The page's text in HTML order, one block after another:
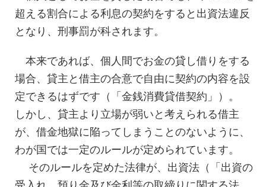
超える割合による利息の契約をすると出資法違反
となり、刑事罰が科されます。
本来であれば、個人間でお金の貸し借りをする
場合、貸主と借主の合意で自由に契約の内容を設
定できるはずです（「金銭消費貸借契約」）。
しかし、貸主より立場が弱いと考えられる借主
が、借金地獄に陥ってしまうことのないように、
わが国では一定のルールが定められています。
そのルールを定めた法律が、出資法（「出資の